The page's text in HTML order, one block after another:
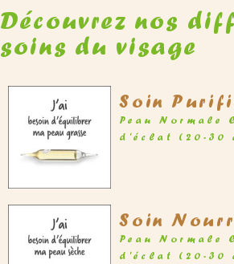
Découvrez nos
soins du visage
Soin
Peau Normale
d'éclat (20-30
Soin
Peau Normale
d'éclat (20-30